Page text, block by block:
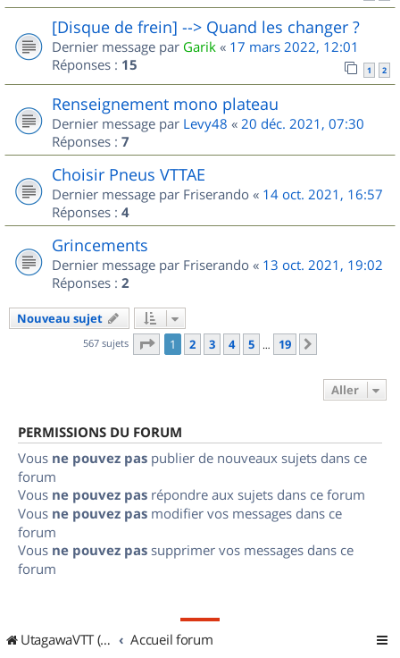
[Disque de frein] --> Quand les changer ?
Dernier message par Garik « 17 mars 2022, 12:01
Réponses : 15 1 2
Renseignement mono plateau
Dernier message par Levy48 « 20 déc. 2021, 07:30
Réponses : 7
Choisir Pneus VTTAE
Dernier message par Friserando « 14 oct. 2021, 16:57
Réponses : 4
Grincements
Dernier message par Friserando « 13 oct. 2021, 19:02
Réponses : 2
Nouveau sujet
567 sujets Page 1sur
1 2 3 4 5 … 19
Aller
PERMISSIONS DU FORUM
Vous ne pouvez pas publier de nouveaux sujets dans ce
forum
Vous ne pouvez pas répondre aux sujets dans ce forum
Vous ne pouvez pas modifier vos messages dans ce
forum
Vous ne pouvez pas supprimer vos messages dans ce
forum
UtagawaVTT (Randos VTT et VTTAE avec traces GPS) Accueil forum